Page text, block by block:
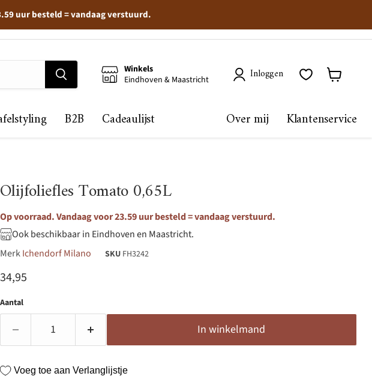
uur besteld = vandaag verstuurd.
Winkels
Eindhoven & Maastricht
Inloggen
B2B Cadeaulijst Over mij Klantenservice
Olijfoliefles Tomato 0,65L
Op voorraad. Vandaag voor 23.59 uur besteld = vandaag verstuurd.
Ook beschikbaar in Eindhoven en Maastricht.
MerkIchendorf Milano SKU FH3242
Huidige prijs
34,95
Aantal
In winkelmand
Voeg toe aan Verlanglijstje